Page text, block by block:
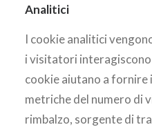
Analitici
I cookie analitici
i visitatori
cookie aiutano a fornire
metriche del numero di
rimbalzo, sorgente di